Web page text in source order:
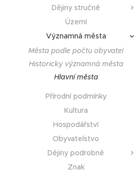
Dějiny stručně
Území
Významná města
Města podle počtu obyvatel
Historicky významná města
Hlavní města
Přírodní podmínky
Kultura
Hospodářství
Obyvatelstvo
Dějiny podrobně
Znak